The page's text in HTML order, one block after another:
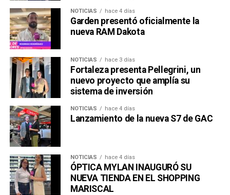
NOTICIAS hace 4 días
Garden presentó oficialmente la
nueva RAM Dakota
NOTICIAS hace 3 días
Fortaleza presenta Pellegrini, un
nuevo proyecto que amplía su
sistema de inversión
NOTICIAS hace 4 días
Lanzamiento de la nueva S7 de GAC
NOTICIAS hace 4 días
ÓPTICA MYLAN INAUGURÓ SU
NUEVA TIENDA EN EL SHOPPING
MARISCAL